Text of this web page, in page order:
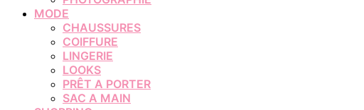
MODE
CHAUSSURES
COIFFURE
LINGERIE
LOOKS
PRÊT A PORTER
SAC A MAIN